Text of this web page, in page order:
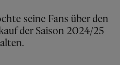
der Saison 2024/25